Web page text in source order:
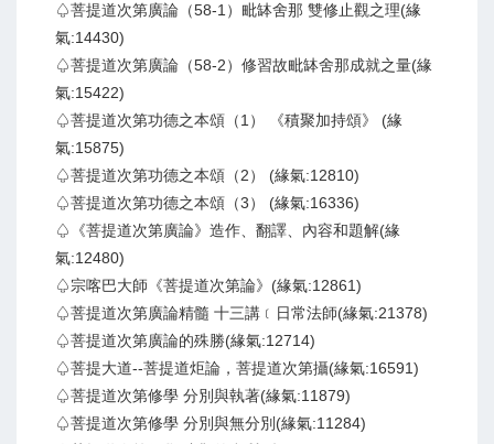
♤菩提道次第廣論（58-1）毗缽舍那 雙修止觀之理(緣
氣:14430)
♤菩提道次第廣論（58-2）修習故毗缽舍那成就之量(緣
氣:15422)
♤菩提道次第功德之本頌（1） 《積聚加持頌》 (緣
氣:15875)
♤菩提道次第功德之本頌（2） (緣氣:12810)
♤菩提道次第功德之本頌（3） (緣氣:16336)
♤《菩提道次第廣論》造作、翻譯、內容和題解(緣
氣:12480)
♤宗喀巴大師《菩提道次第論》(緣氣:12861)
♤菩提道次第廣論精髓 十三講﹝日常法師(緣氣:21378)
♤菩提道次第廣論的殊勝(緣氣:12714)
♤菩提大道--菩提道炬論，菩提道次第攝(緣氣:16591)
♤菩提道次第修學 分別與執著(緣氣:11879)
♤菩提道次第修學 分別與無分別(緣氣:11284)